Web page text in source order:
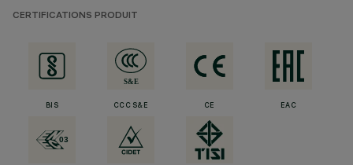
CERTIFICATIONS PRODUIT
BIS CCC S&E CE EAC